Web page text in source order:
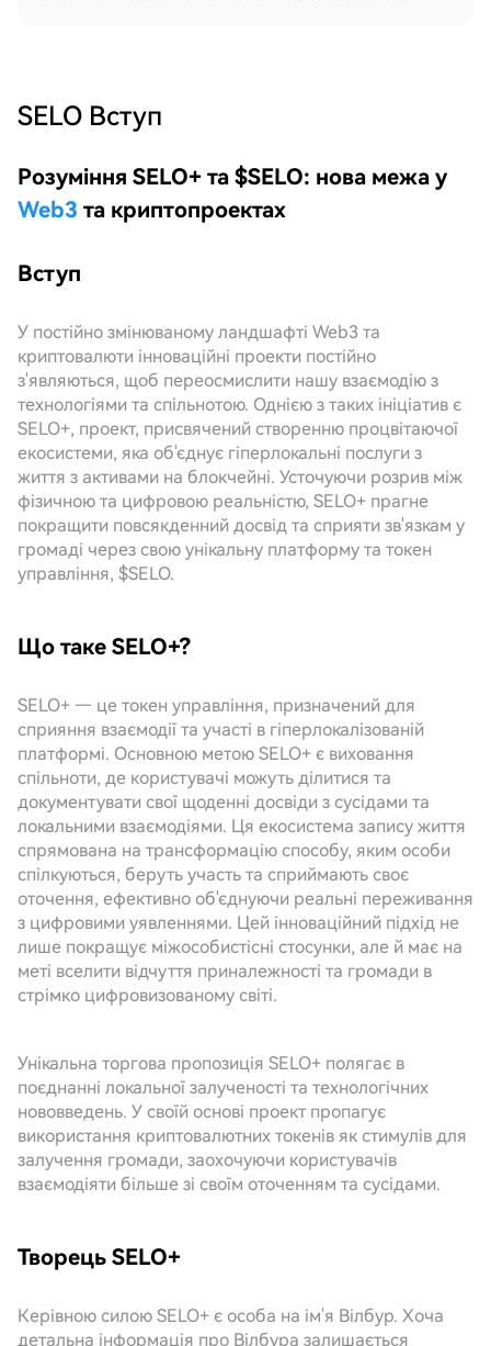
SELO Вступ
Розуміння SELO+ та $SELO: нова межа у
Web3 та криптопроектах
Вступ
У постійно змінюваному ландшафті Web3 та
криптовалюти інноваційні проекти постійно
з'являються, щоб переосмислити нашу взаємодію з
технологіями та спільнотою. Однією з таких ініціатив є
SELO+, проект, присвячений створенню процвітаючої
екосистеми, яка об'єднує гіперлокальні послуги з
життя з активами на блокчейні. Усточуючи розрив між
фізичною та цифровою реальністю, SELO+ прагне
покращити повсякденний досвід та сприяти зв'язкам у
громаді через свою унікальну платформу та токен
управління, $SELO.
Що таке SELO+?
SELO+ — це токен управління, призначений для
сприяння взаємодії та участі в гіперлокалізованій
платформі. Основною метою SELO+ є виховання
спільноти, де користувачі можуть ділитися та
документувати свої щоденні досвіди з сусідами та
локальними взаємодіями. Ця екосистема запису життя
спрямована на трансформацію способу, яким особи
спілкуються, беруть участь та сприймають своє
оточення, ефективно об'єднуючи реальні переживання
з цифровими уявленнями. Цей інноваційний підхід не
лише покращує міжособистісні стосунки, але й має на
меті вселити відчуття приналежності та громади в
стрімко цифровизованому світі.
Унікальна торгова пропозиція SELO+ полягає в
поєднанні локальної залученості та технологічних
нововведень. У своїй основі проект пропагує
використання криптовалютних токенів як стимулів для
залучення громади, заохочуючи користувачів
взаємодіяти більше зі своїм оточенням та сусідами.
Творець SELO+
Керівною силою SELO+ є особа на ім'я Вілбур. Хоча
детальна інформація про Вілбура залишається